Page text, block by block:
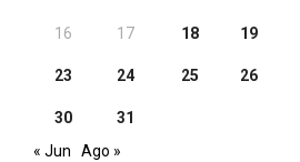
16 17 18 19
23 24 25 26
30
31
« Jun
Ago »